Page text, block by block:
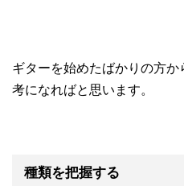
ギターを始めたばかりの方
考になればと思います。
種類を把握する